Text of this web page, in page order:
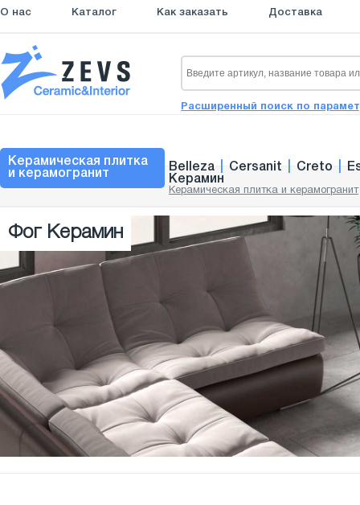
О нас Каталог Как заказать Доставка
Расширенный поиск по
Керамическая плитка
и керамогранит
Belleza Cersanit Creto
Керамин
Керамическая плитка и керамогранит
Фог Керамин